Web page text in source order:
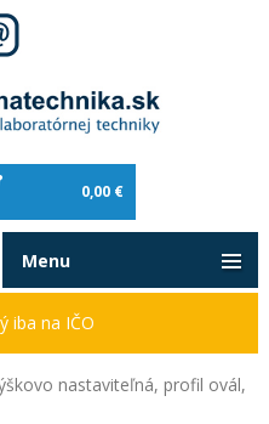
0,00 €
nastaviteľná, profil ovál,
iba na IČO
Menu